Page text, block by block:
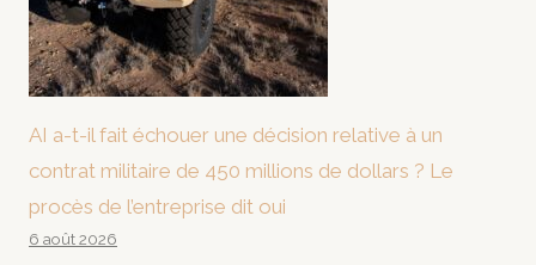
AI a-t-il fait échouer une décision relative à un
contrat militaire de 450 millions de dollars ? Le
procès de l’entreprise dit oui
6 août 2026